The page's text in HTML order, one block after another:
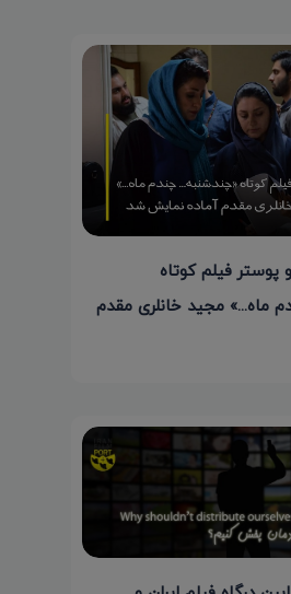
پوستر فیلم کوتاه
ماه...» مجید خانلری مقدم